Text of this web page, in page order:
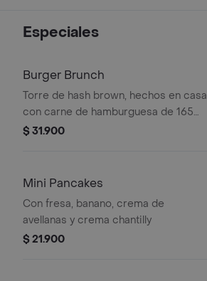
Especiales
Burger Brunch
Torre de hash brown, hechos en casa
con carne de hamburguesa de 165
grs, portobellos salteados, queso
$ 31.900
Mini Pancakes
Con fresa, banano, crema de
avellanas y crema chantilly
$ 21.900